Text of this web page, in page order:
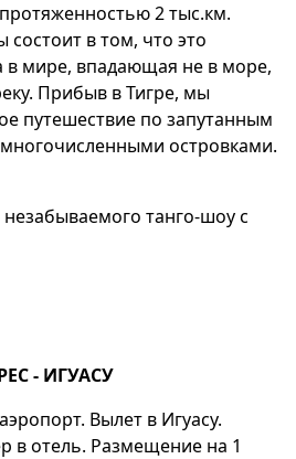
2 тыс.км.
состоит в том, что это
в мире, впадающая не в море,
Прибыв в Тигре, мы
путешествие по запутанным
островками.
танго-шоу с
- ИГУАСУ
Вылет в Игуасу.
в отель. Размещение на 1